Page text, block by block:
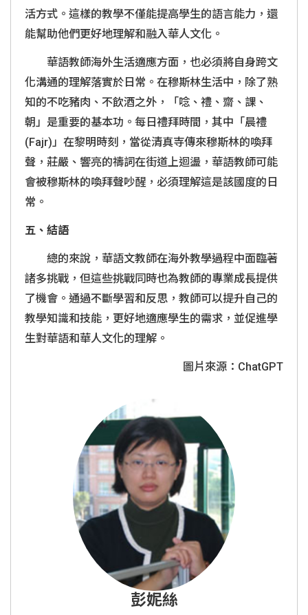
活方式。這樣的教學不僅能提高學生的語言能力，還
能幫助他們更好地理解和融入華人文化。
華語教師海外生活適應方面，也必須將自身跨文
化溝通的理解落實於日常。在穆斯林生活中，除了熟
知的不吃豬肉、不飲酒之外，「唸、禮、齋、課、
朝」是重要的基本功。每日禮拜時間，其中「晨禮
(Fajr)」在黎明時刻，當從清真寺傳來穆斯林的喚拜
聲，莊嚴、響亮的禱詞在街道上迴盪，華語教師可能
會被穆斯林的喚拜聲吵醒，必須理解這是該國度的日
常。
五、結語
總的來說，華語文教師在海外教學過程中面臨著
諸多挑戰，但這些挑戰同時也為教師的專業成長提供
了機會。通過不斷學習和反思，教師可以提升自己的
教學知識和技能，更好地適應學生的需求，並促進學
生對華語和華人文化的理解。
圖片來源：ChatGPT
彭妮絲